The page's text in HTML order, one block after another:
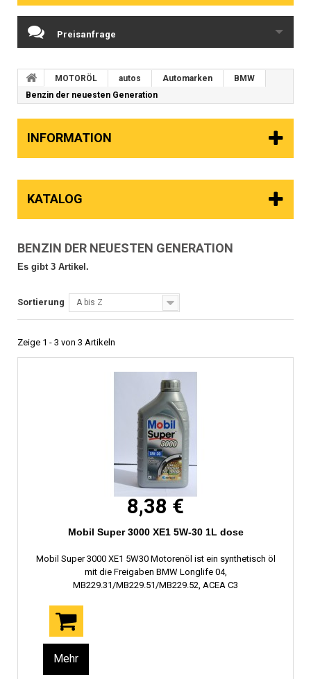
Preisanfrage
MOTORÖL autos Automarken
BMW
Benzin der neuesten Generation
INFORMATION
KATALOG
BENZIN DER NEUESTEN GENERATION
Es gibt 3 Artikel.
Sortierung A bis Z
Zeige 1 - 3 von 3 Artikeln
8,38 €
Mobil Super 3000 XE1 5W-30 1L dose
Mobil Super 3000 XE1 5W30 Motorenöl ist ein synthetisch öl
mit die Freigaben BMW Longlife 04,
MB229.31/MB229.51/MB229.52, ACEA C3
Mehr